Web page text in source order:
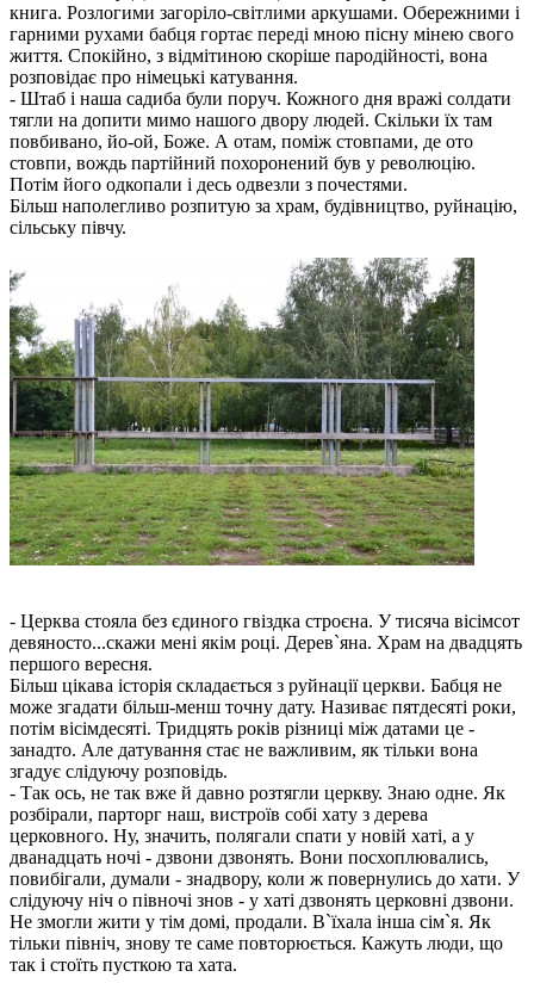
книга. Розлогими загоріло-світлими аркушами. Обережними і
гарними рухами бабця гортає переді мною пісну мінею свого
життя. Спокійно, з відмітиною скоріше пародійності, вона
розповідає про німецькі катування.
- Штаб і наша садиба були поруч. Кожного дня вражі солдати
тягли на допити мимо нашого двору людей. Скільки їх там
повбивано, йо-ой, Боже. А отам, поміж стовпами, де ото
стовпи, вождь партійний похоронений був у революцію.
Потім його одкопали і десь одвезли з почестями.
Більш наполегливо розпитую за храм, будівництво, руйнацію,
сільську півчу.
- Церква стояла без єдиного гвіздка строєна. У тисяча вісімсот
девяносто...скажи мені якім році. Дерев`яна. Храм на двадцять
першого вересня.
Більш цікава історія складається з руйнації церкви. Бабця не
може згадати більш-менш точну дату. Називає пятдесяті роки,
потім вісімдесяті. Тридцять років різниці між датами це -
занадто. Але датування стає не важливим, як тільки вона
згадує слідуючу розповідь.
- Так ось, не так вже й давно розтягли церкву. Знаю одне. Як
розбірали, парторг наш, вистроїв собі хату з дерева
церковного. Ну, значить, полягали спати у новій хаті, а у
дванадцать ночі - дзвони дзвонять. Вони посхоплювались,
повибігали, думали - знадвору, коли ж повернулись до хати. У
слідуючу ніч о півночі знов - у хаті дзвонять церковні дзвони.
Не змогли жити у тім домі, продали. В`їхала інша сім`я. Як
тільки північ, знову те саме повторюється. Кажуть люди, що
так і стоїть пусткою та хата.